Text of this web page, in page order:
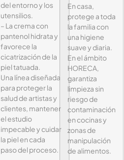
del entorno y los
utensilios.
– La crema con
pantenol hidrata y
favorece la
cicatrización de la
piel tatuada.
Una línea diseñada
para proteger la
salud de artistas y
clientes, mantener
el estudio
impecable y cuidar
la piel en cada
paso del proceso.
En casa,
protege a toda
la familia con
una higiene
suave y diaria.
En el ámbito
HORECA,
garantiza
limpieza sin
riesgo de
contaminación
en cocinas y
zonas de
manipulación
de alimentos.